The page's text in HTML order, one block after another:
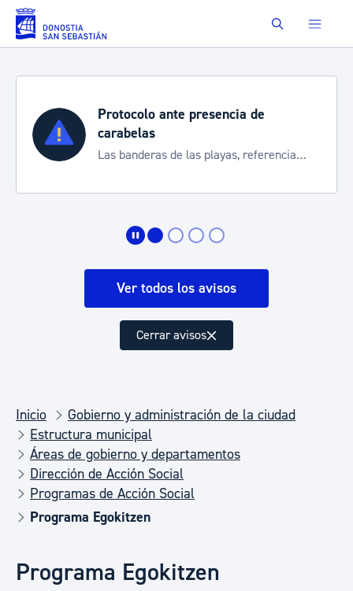
Saltar al contenido principal Buscar
Protocolo ante presencia de
carabelas
Las banderas de las playas, referencia
Ver todos los avisos
Cerrar avisos
Inicio
Gobierno y administración de la ciudad
Estructura municipal
Áreas de gobierno y departamentos
Dirección de Acción Social
Programas de Acción Social
Programa Egokitzen
Programa Egokitzen